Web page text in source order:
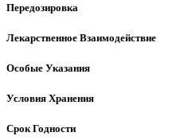
Передозировка
Лекарственное Взаимодействие
Особые Указания
Условия Хранения
Срок Годности